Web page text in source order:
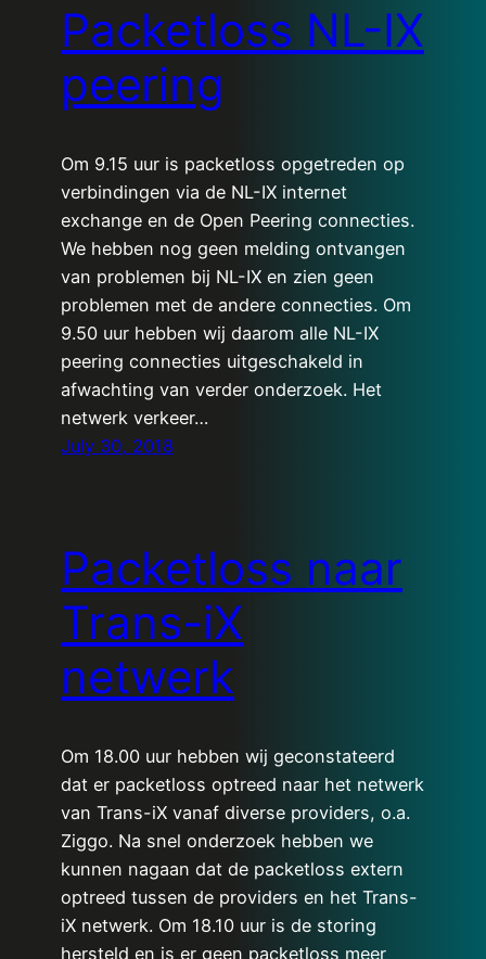
Packetloss NL-IX
peering
Om 9.15 uur is packetloss opgetreden op
verbindingen via de NL-IX internet
exchange en de Open Peering connecties.
We hebben nog geen melding ontvangen
van problemen bij NL-IX en zien geen
problemen met de andere connecties. Om
9.50 uur hebben wij daarom alle NL-IX
peering connecties uitgeschakeld in
afwachting van verder onderzoek. Het
netwerk verkeer…
July 30, 2018
Packetloss naar
Trans-iX
netwerk
Om 18.00 uur hebben wij geconstateerd
dat er packetloss optreed naar het netwerk
van Trans-iX vanaf diverse providers, o.a.
Ziggo. Na snel onderzoek hebben we
kunnen nagaan dat de packetloss extern
optreed tussen de providers en het Trans-
iX netwerk. Om 18.10 uur is de storing
hersteld en is er geen packetloss meer